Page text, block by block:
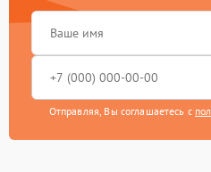
Отправляя, Вы соглашаетесь с